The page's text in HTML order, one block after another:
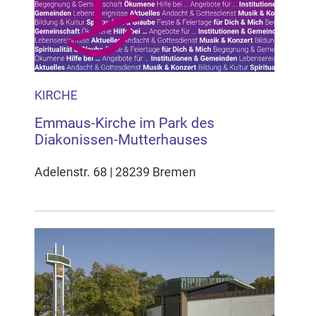
KIRCHE
Emmaus-Kirche im Park des
Diakonissen-Mutterhauses
Adelenstr. 68 | 28239 Bremen